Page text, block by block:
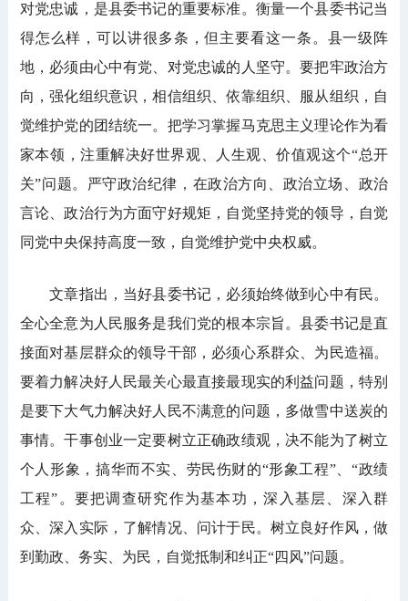
对党忠诚，是县委书记的重要标准。衡量一个县委书记当
得怎么样，可以讲很多条，但主要看这一条。县一级阵
地，必须由心中有党、对党忠诚的人坚守。要把牢政治方
向，强化组织意识，相信组织、依靠组织、服从组织，自
觉维护党的团结统一。把学习掌握马克思主义理论作为看
家本领，注重解决好世界观、人生观、价值观这个“总开
关”问题。严守政治纪律，在政治方向、政治立场、政治
言论、政治行为方面守好规矩，自觉坚持党的领导，自觉
同党中央保持高度一致，自觉维护党中央权威。
文章指出，当好县委书记，必须始终做到心中有民。
全心全意为人民服务是我们党的根本宗旨。县委书记是直
接面对基层群众的领导干部，必须心系群众、为民造福。
要着力解决好人民最关心最直接最现实的利益问题，特别
是要下大气力解决好人民不满意的问题，多做雪中送炭的
事情。干事创业一定要树立正确政绩观，决不能为了树立
个人形象，搞华而不实、劳民伤财的“形象工程”、“政绩
工程”。要把调查研究作为基本功，深入基层、深入群
众、深入实际，了解情况、问计于民。树立良好作风，做
到勤政、务实、为民，自觉抵制和纠正“四风”问题。